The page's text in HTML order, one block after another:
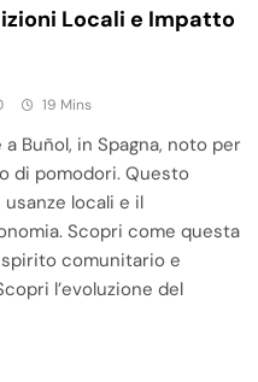
Locali e Impatto
19 Mins
Buñol, in Spagna, noto per
di pomodori. Questo
locali e il
Scopri come questa
comunitario e
l’evoluzione del